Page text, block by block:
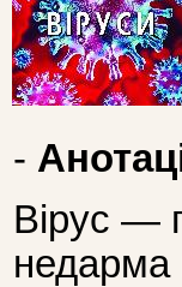
-
Вірус —
недарма